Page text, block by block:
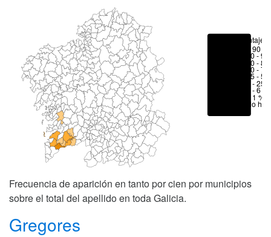
Porcentajes
> 90 %
80 -
70 -
50 -
25 -
6 - 25
1 - 6 %
< 1 %
No hay
Frecuencia de aparición en tanto por cien por municipios
sobre el total del apellido en toda Galicia.
Gregores